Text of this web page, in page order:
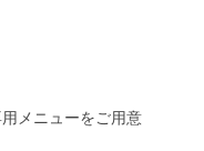
メニューをご用意